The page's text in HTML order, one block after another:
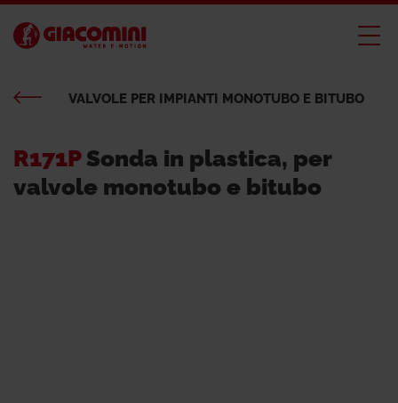
VALVOLE PER IMPIANTI MONOTUBO E BITUBO
R171PSonda in plastica, per
valvole monotubo e bitubo